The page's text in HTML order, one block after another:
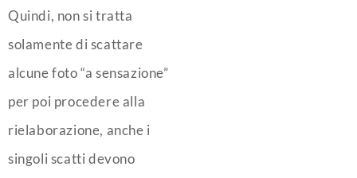
Quindi, non si tratta
solamente di scattare
alcune foto “a sensazione”
per poi procedere alla
rielaborazione, anche i
singoli scatti devono